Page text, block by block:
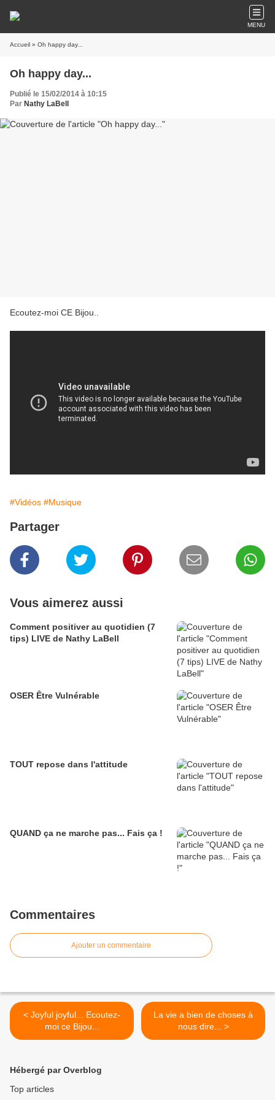
MENU
Accueil » Oh happy day...
Oh happy day...
Publié le 15/02/2014 à 10:15
Par Nathy LaBell
Ecoutez-moi CE Bijou..
#Vidéos #Musique
Partager
Vous aimerez aussi
Comment positiver au quotidien (7
tips) LIVE de Nathy LaBell
OSER Être Vulnérable
TOUT repose dans l'attitude
QUAND ça ne marche pas... Fais ça !
Commentaires
Ajouter un commentaire
< Joyful joyful... Ecoutez-
moi ce Bijou...
La vie a bien de choses à
nous dire... >
Hébergé par Overblog
Top articles